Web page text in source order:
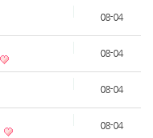
08-04
08-04
08-04
08-04